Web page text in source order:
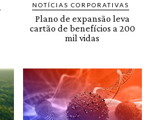
NOTÍCIAS CORPORATIVAS
Plano de expansão leva
cartão de benefícios a 200
mil vidas